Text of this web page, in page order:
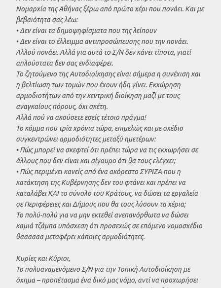
Νομαρχία της Αθήνας ξέρω από πρώτο χέρι που πονάει. Και με
βεβαιότητα σας λέω:
• Δεν είναι τα δημοψηφίσματα που της λείπουν
• Δεν είναι το έλλειμμα αντιπροσώπευσης που την πονάει.
Αλλού πονάει. Αλλά για αυτά το Σ/Ν δεν κάνει τίποτα, γιατί
απλούστατα δεν σας ενδιαφέρει.
Το ζητούμενο της Αυτοδιοίκησης είναι σήμερα η συνέχιση και
η βελτίωση των τομών που έχουν ήδη γίνει. Εκχώρηση
αρμοδιοτήτων από την κεντρική διοίκηση μαζί με τους
αναγκαίους πόρους, όχι σκέτη.
Αλλά πού να ακούσετε εσείς τέτοιο πράγμα!
Το κόμμα που τρία χρόνια τώρα, επιμελώς και με σχέδιο
συγκεντρώνει αρμοδιότητες μεταξύ ημετέρων:
• Πώς μπορεί να σκεφτεί ότι πρέπει τώρα να τις εκχωρήσει σε
άλλους που δεν είναι και σίγουρο ότι θα τους ελέγχει;
• Πώς περιμένει κανείς από ένα ακόρεστο ΣΥΡΙΖΑ που η
κατάκτηση της Κυβέρνησης δεν του φτάνει και πρέπει να
καταλάβει ΚΑΙ το σύνολο του Κράτους, να δώσει τα εργαλεία
σε Περιφέρειες και Δήμους που θα τους λύσουν τα χέρια;
Το πολύ-πολύ για να μην εκτεθεί ανεπανόρθωτα να δώσει
καμιά τζάμπα υπόσχεση ότι προσεχώς σε επόμενο νομοσχέδιο
θαααααα μεταφέρει κάποιες αρμοδιότητες.
Κυρίες και Κύριοι,
Το πολυαναμενόμενο Σ/Ν για την Τοπική Αυτοδιοίκηση με
όχημα – προπέτασμα ένα δικό μας νόμο, αντί να προχωρήσει